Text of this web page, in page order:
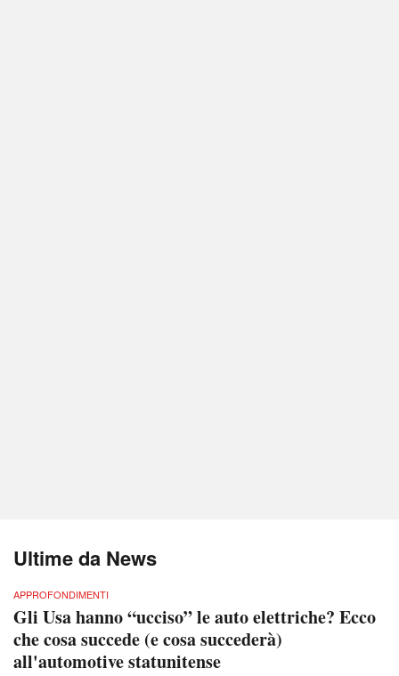
Ultime da News
APPROFONDIMENTI
Gli Usa hanno “ucciso” le auto elettriche? Ecco
che cosa succede (e cosa succederà)
all'automotive statunitense